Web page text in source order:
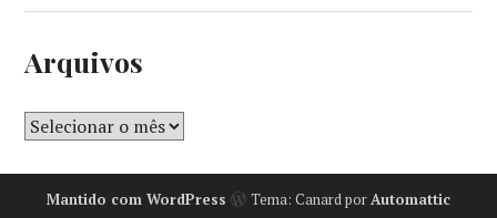
Arquivos
Mantido com WordPress Tema: Canard porAutomattic